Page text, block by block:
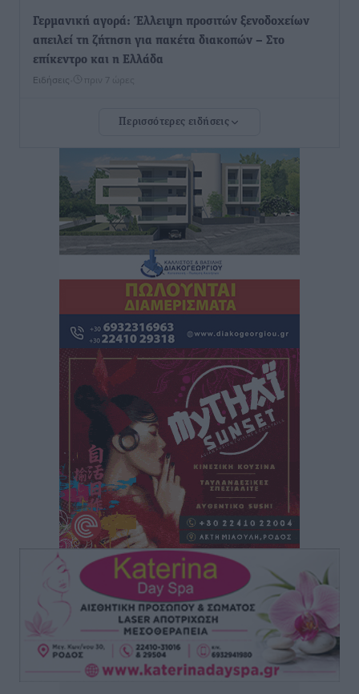
Γερμανική αγορά: Έλλειψη προσιτών ξενοδοχείων
απειλεί τη ζήτηση για πακέτα διακοπών – Στο
επίκεντρο και η Ελλάδα
Ειδήσεις πριν 7 ώρες
Νέο ξενοδοχείο στη Ρόδο για την H Hotels –
Τοπικές Ειδήσεις• πριν 7 ώρες
Αυτοκίνητο μπήκε παράνομα σε μονόδρομο στο
Μαστιχάρι – Αναποδογύρισε όχημα με μητέρα και
Τοπικές Ειδήσεις• πριν 8 ώρες
“Η Ευρώπη αντιμετώπιζε το προσφυγικό σαν ταινία
τρόμου” – Η συγκλονιστική μαρτυρία της Χαρούλας
Γιασιράνη στον RV για τα γεγονότα που οδήγησαν στο
Σύμφωνο της Λέρου
Τοπικές Ειδήσεις • πριν 8 ώρες
Συναυλία με τον Γιάννη Κότσιρα στις 21 Αυγούστου
Πολιτιστικά• πριν 8 ώρες
Έκτακτη συνεδρίαση της Δημοτικής Επιτροπής Ρόδου
αύριο Παρασκευή 7 Αυγούστου
Τοπικές Ειδήσεις• πριν 8 ώρες
ΑΕΡΑ: Δεν σταματάει να ενισχύεται, νέο απόκτημα ο
Μητρόπουλος
Αθλητικά πριν 8 ώρες
Κλεάνθης: Δουλειές μετά ευχαριστιών στο γήπεδο,
Περισσότερες ειδήσεις